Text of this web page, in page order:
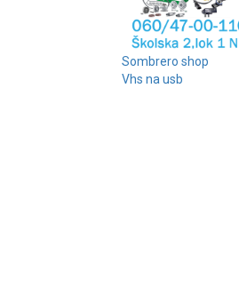
Sombrero shop
Vhs na usb